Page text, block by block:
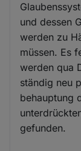
und dessen
werden zu
müssen. Es
werden qua
ständig neu
behauptung
gefunden.